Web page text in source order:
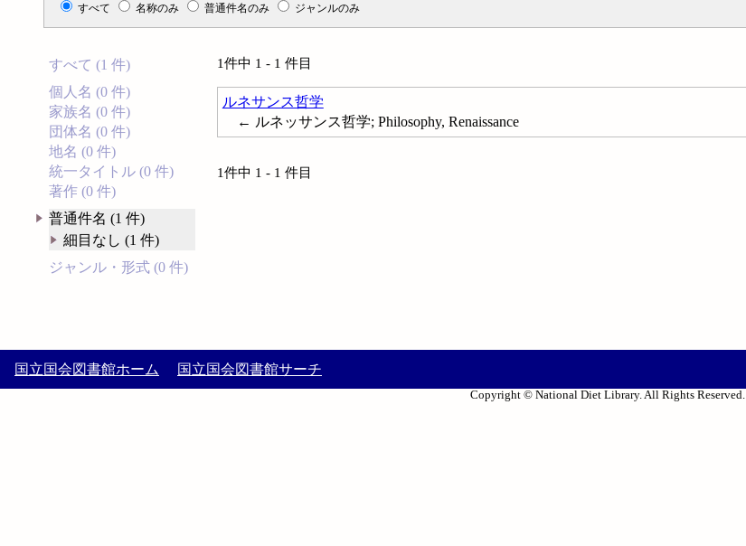
すべて 名称のみ 普通件名のみ ジャンルのみ
すべて (1 件)
個人名 (0 件)
家族名 (0 件)
団体名 (0 件)
地名 (0 件)
統一タイトル (0 件)
著作 (0 件)
普通件名 (1 件)
細目なし (1 件)
ジャンル・形式 (0 件)
1件中 1 - 1 件目
ルネサンス哲学
← ルネッサンス哲学; Philosophy, Renaissance
1件中 1 - 1 件目
国立国会図書館ホーム 国立国会図書館サーチ
Copyright © National Diet Library. All Rights Reserved.